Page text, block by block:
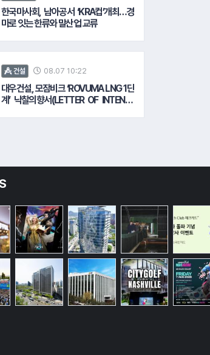
한국마사회, 남아공서 ‘KRA컵’개최…경
마로 잇는 한류와 말산업 교류
건설 08.07 10:22
대우건설, 모잠비크 ‘ROVUMA LNG 1단
계’ 낙찰의향서(LETTER OF INTENT)